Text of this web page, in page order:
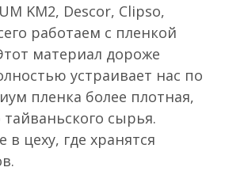
KM2, Descor, Clipso,
работаем с пленкой
материал дороже
устраивает нас по
пленка более плотная,
тайваньского сырья.
в цеху, где хранятся